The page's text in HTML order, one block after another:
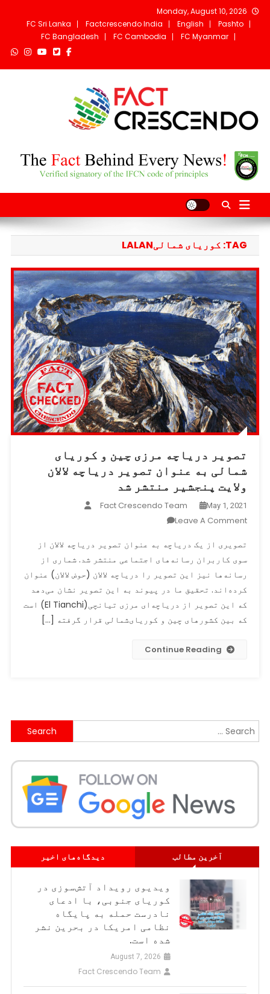
Skip
Monday, August 10, 2026
Pashto
English
Factcrescendo India
FC Sri Lanka
FC Myanmar
FC Cambodia
FC Bangladesh
Fact Crescendo
Afghanistan
TAG: کوریای شمالیLALAN
تصویر دریاچه‌ مرزی چین و کوریای
شمالی به عنوان تصویر دریاچه لالان
ولایت پنجشیر منتشر شد
May 1, 2021
Fact Crescendo Team
Leave A Comment
دریاچه‌
مرزی
چین
و
کوریای
شمالی
عنوان
شد
تصویری از یک دریاچه به عنوان تصویر دریاچه لالان از
سوی کاربران رسانه‌های اجتماعی منتشر شد. شماری از
رسانه‌ها نیز این تصویر را دریاچه لالان (حوض لالان) عنوان
کرده‌اند. تحقیق ما در پیوند به این تصویر نشان می‌دهد
که این تصویر از دریاچه‌ای مرزی تیانچی(El Tianchi) است
که بین کشورهای چین و کوریای‌شمالی قرار گرفته […]
Continue Reading
Search
for:
آخرین مطالب دیدگاه‌های اخیر
ویدیوی رویداد آتش‌سوزی در
کوریای جنوبی، با ادعای
نادرست حمله به پایگاه
نظامی امریکا در بحرین نشر
شده است.
August 7, 2026
Fact Crescendo Team